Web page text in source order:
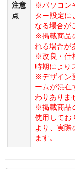
注意
点
※パソコン
ター設定に
なる場合が
※掲載商品
れる場合が
※改良・仕
時期により
※デザイン
ームが混在
わりありま
※掲載商品
使用してお
より、実際
ます。